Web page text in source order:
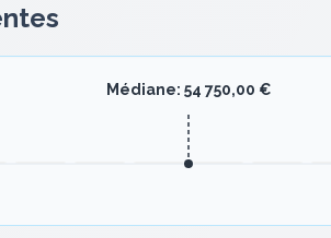
Médiane: 54 750,00 €